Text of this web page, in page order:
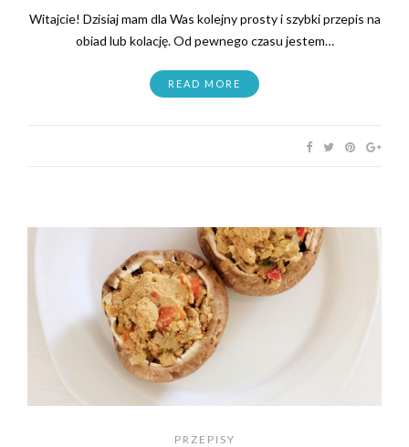
Witajcie! Dzisiaj mam dla Was kolejny prosty i szybki przepis na
obiad lub kolację. Od pewnego czasu jestem…
READ MORE
PRZEPISY